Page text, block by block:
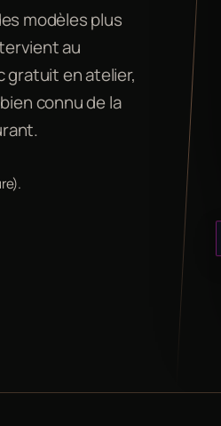
modèles plus
au
gratuit en atelier,
connu de la